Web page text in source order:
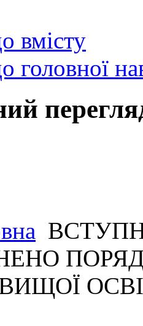
вмісту
головної